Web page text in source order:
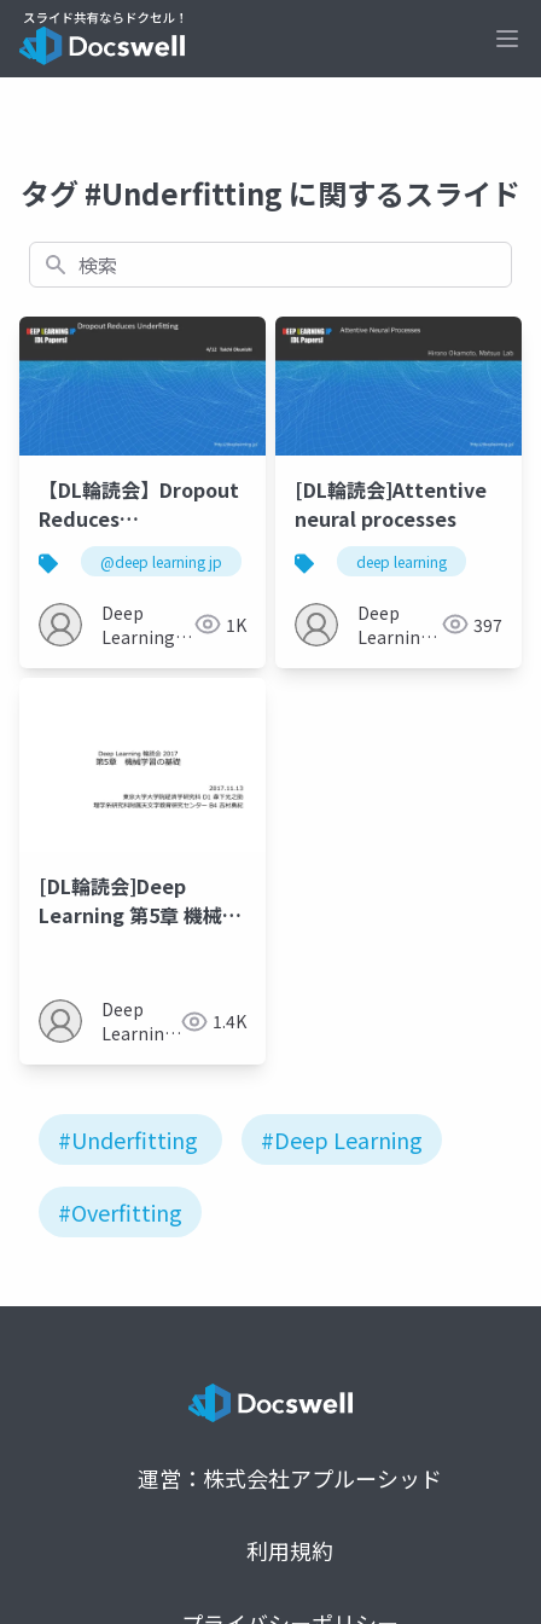
タグ #Underfitting に関するスライド
検索
【DL輪読会】Dropout
Reduces
Underfitting@deep learning jp
Deep
Learning
1K
[DL輪読会]Attentive
neural processes
deep learning
Deep
Learning
397
[DL輪読会]Deep
Learning 第5章 機械学
Deep
Learning
1.4K
#Underfitting #Deep Learning
#Overfitting
運営：株式会社アプルーシッド
利用規約